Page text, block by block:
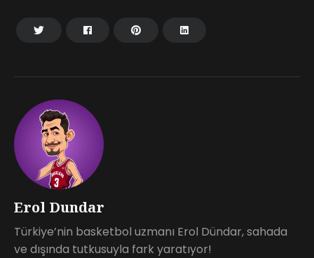
Erol Dundar
Türkiye’nin basketbol uzmanı Erol Dündar, sahada
ve dışında tutkusuyla fark yaratıyor!